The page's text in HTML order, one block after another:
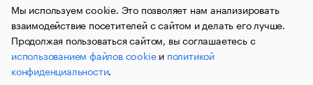
© АО «РОСБИЗНЕСКОНСАЛТИНГ»,1995–2026.Сообщения
и материалы информационного агентства «РБК»
(зарегистрировано Федеральной службой по надзору в сфере
связи, информационных технологий и массовых
коммуникаций (Роскомнадзор) 09.12.2015 за номером ИА
№ФС77-63848) сопровождаются пометкой «РБК». Отдельные
публикации могут содержать информацию,
Мы используем cookie. Это позволяет нам анализировать
взаимодействие посетителей с сайтом и делать его лучше.
Продолжая пользоваться сайтом, вы соглашаетесь с
использованием файлов cookieи политикой
конфиденциальности.